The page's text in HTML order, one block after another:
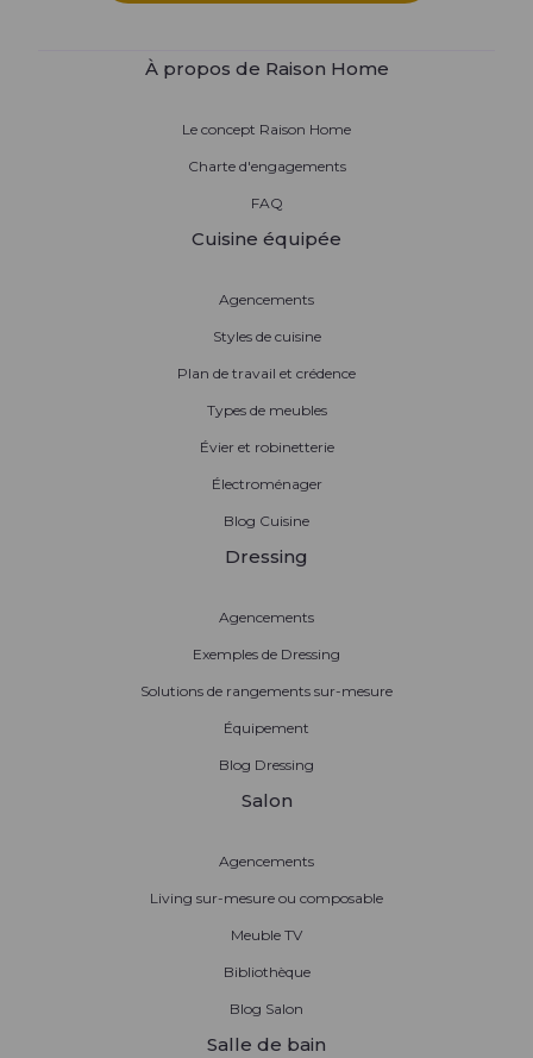
À propos de Raison Home
Le concept Raison Home
Charte d'engagements
FAQ
Cuisine équipée
Agencements
Styles de cuisine
Plan de travail et crédence
Types de meubles
Évier et robinetterie
Électroménager
Blog Cuisine
Dressing
Agencements
Exemples de Dressing
Solutions de rangements sur-mesure
Équipement
Blog Dressing
Salon
Agencements
Living sur-mesure ou composable
Meuble TV
Bibliothèque
Blog Salon
Salle de bain